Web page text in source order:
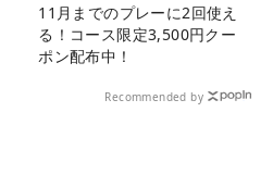
11月までのプレーに2回使え
る！コース限定3,500円クー
ポン配布中！
Recommended by